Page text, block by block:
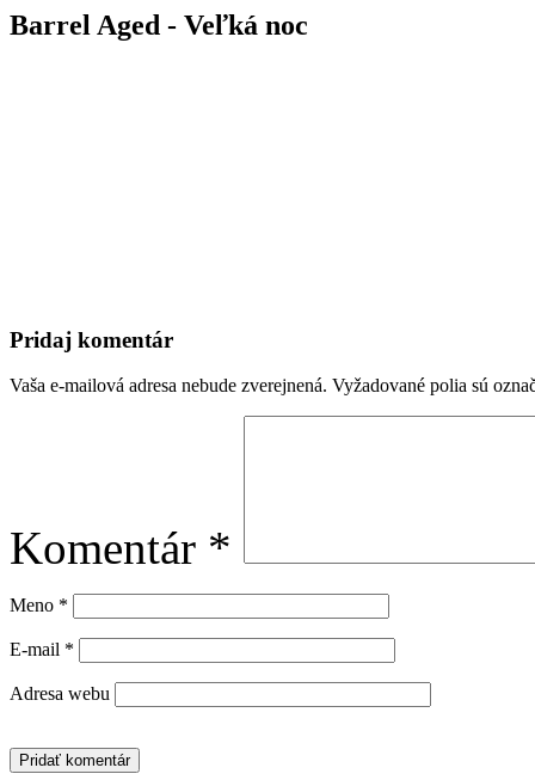
Barrel Aged - Veľká noc
Pridaj komentár
Vaša e-mailová adresa nebude zverejnená. Vyžadované polia sú
Komentár *
Meno *
E-mail *
Adresa webu